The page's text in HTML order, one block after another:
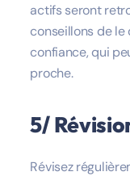
actifs seront
conseillons de le
confiance, qui
proche.
5/
Révisez